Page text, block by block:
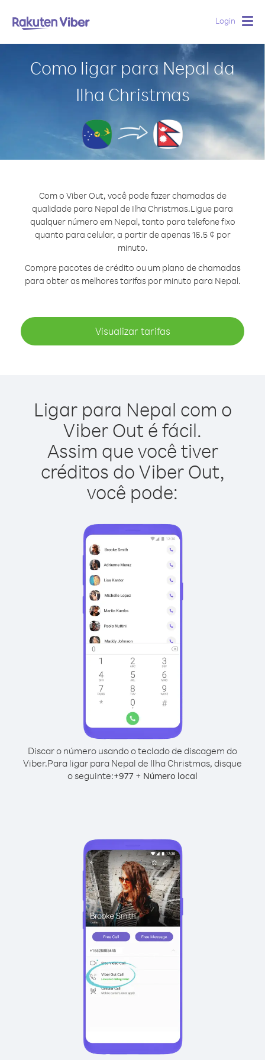
Login
Como ligar para Nepal da
Ilha Christmas
Com o Viber Out, você pode fazer chamadas de
qualidade para Nepal de Ilha Christmas.Ligue para
qualquer número em Nepal, tanto para telefone fixo
quanto para celular, a partir de apenas 16.5 ¢ por
minuto.
Compre pacotes de crédito ou um plano de chamadas
para obter as melhores tarifas por minuto para Nepal.
Visualizar tarifas
Ligar para Nepal com o
Viber Out é fácil.
Assim que você tiver
créditos do Viber Out,
você pode:
Discar o número usando o teclado de discagem do
Viber.Para ligar para Nepal de Ilha Christmas, disque
o seguinte:+977 + Número local